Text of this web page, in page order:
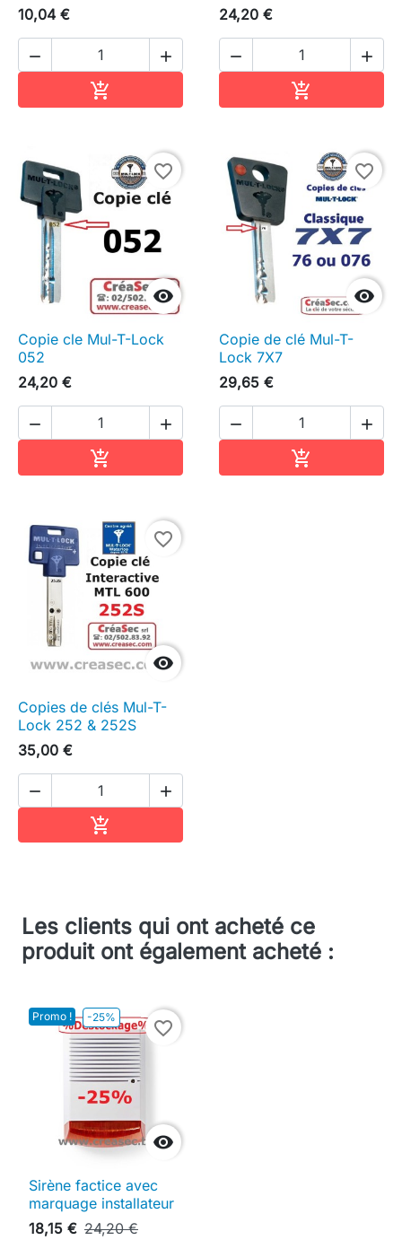
10,04 €
 

24,20 €
 


favorite_border
Copie cle Mul-T-Lock
052
24,20 €
 


favorite_border
Copie de clé Mul-T-
Lock 7X7
29,65 €
 


favorite_border
Copies de clés Mul-T-
Lock 252 & 252S
35,00 €
 

Les clients qui ont acheté ce
produit ont également acheté :
Promo ! -25%

favorite_border
Sirène factice avec
marquage installateur
18,15 € 24,20 €